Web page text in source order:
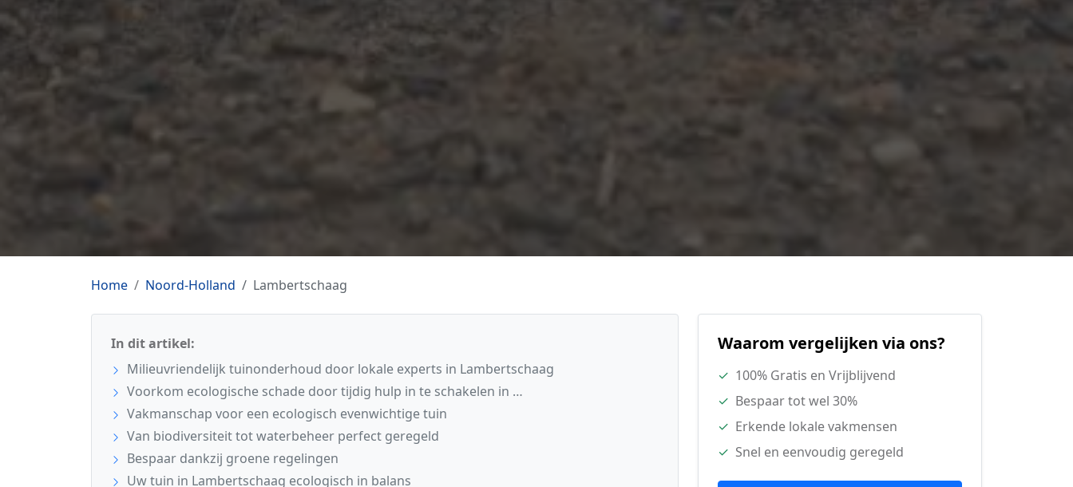
Home Noord-Holland Lambertschaag
In dit artikel:
Milieuvriendelijk tuinonderhoud door lokale experts in Lambertschaag
Voorkom ecologische schade door tijdig hulp in te schakelen in …
Vakmanschap voor een ecologisch evenwichtige tuin
Van biodiversiteit tot waterbeheer perfect geregeld
Bespaar dankzij groene regelingen
Uw tuin in Lambertschaag ecologisch in balans
Waarom vergelijken via ons?
✓ 100% Gratis en Vrijblijvend
✓ Bespaar tot wel 30%
✓ Erkende lokale vakmensen
✓ Snel en eenvoudig geregeld